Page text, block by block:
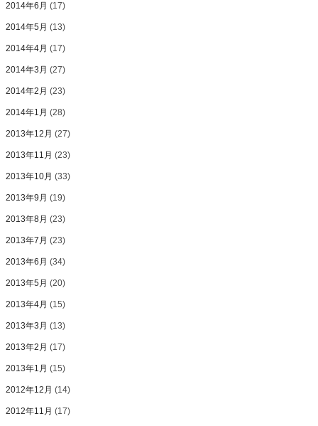
2014年6月 (17)
2014年5月 (13)
2014年4月 (17)
2014年3月 (27)
2014年2月 (23)
2014年1月 (28)
2013年12月 (27)
2013年11月 (23)
2013年10月 (33)
2013年9月 (19)
2013年8月 (23)
2013年7月 (23)
2013年6月 (34)
2013年5月 (20)
2013年4月 (15)
2013年3月 (13)
2013年2月 (17)
2013年1月 (15)
2012年12月 (14)
2012年11月 (17)